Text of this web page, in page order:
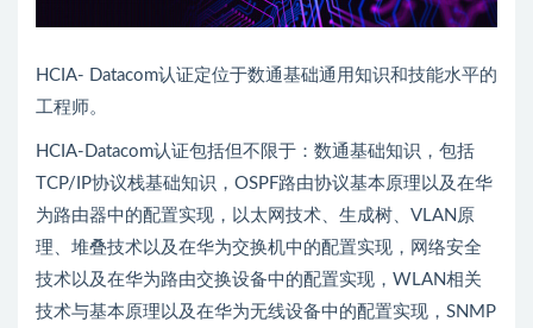
HCIA- Datacom认证定位于数通基础通用知识和技能水平的
工程师。
HCIA-Datacom认证包括但不限于：数通基础知识，包括
TCP/IP协议栈基础知识，OSPF路由协议基本原理以及在华
为路由器中的配置实现，以太网技术、生成树、VLAN原
理、堆叠技术以及在华为交换机中的配置实现，网络安全
技术以及在华为路由交换设备中的配置实现，WLAN相关
技术与基本原理以及在华为无线设备中的配置实现，SNMP